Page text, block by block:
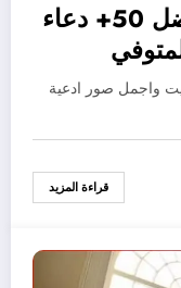
دعاء للميت يوم الجمعة أفضل 50+ دعاء
أفضل 50+ دعاء للميت واجمل صور ادعية
قراءة المزيد